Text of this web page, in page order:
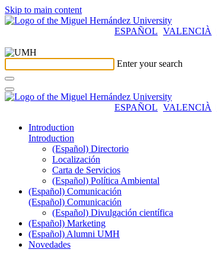
Skip to main content
ESPAÑOL VALENCIÀ
Enter your search
ESPAÑOL VALENCIÀ
Introduction
Introduction
(Español) Directorio
Localización
Carta de Servicios
(Español) Política Ambiental
(Español) Comunicación
(Español) Comunicación
(Español) Divulgación científica
(Español) Marketing
(Español) Alumni UMH
Novedades